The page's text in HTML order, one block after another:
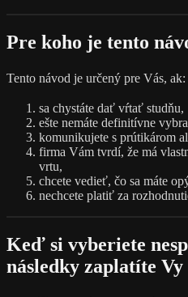
Pre koho je tento
Tento návod je určený pre Vás, ak:
sa chystáte dať vŕtať studňu,
ešte nemáte definitívne
komunikujete s prútikárom
firma Vám tvrdí, že má
vrtu,
chcete vedieť, čo sa máte
nechcete platiť za
Keď si vyberiete
následky zaplatíte Vy